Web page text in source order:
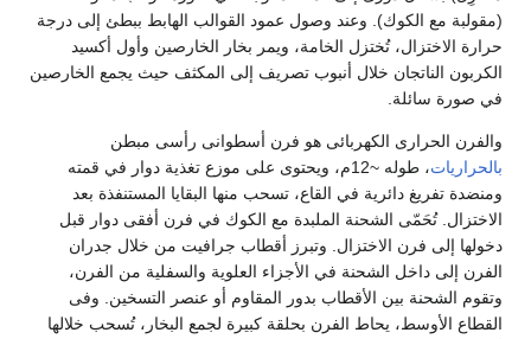
(مقولبة مع الكوك). وعند وصول عمود القوالب الهابط ببطئ إلى درجة
حرارة الاختزال، تُختزل الخامة، ويمر بخار الخارصين وأول أكسيد
الكربون الناتجان خلال أنبوب تصريف إلى المكثف حيث يجمع الخارصين
في صورة سائلة.
والفرن الحرارى الكهربائى هو فرن أسطوانى رأسى مبطن
بالحراريات
، طوله ~12م، ويحتوى على موزع تغذية دوار في قمته
ومنضدة تفريغ دائرية في القاع، تسحب منها البقايا المستنفذة بعد
الاختزال. تُحَمّى الشحنة الملبدة مع الكوك في فرن أفقى دوار قبل
دخولها إلى فرن الاختزال. وتبرز أقطاب جرافيت من خلال جدران
الفرن إلى داخل الشحنة في الأجزاء العلوية والسفلية من الفرن،
وتقوم الشحنة بين الأقطاب بدور المقاوم أو عنصر التسخين. وفى
القطاع الأوسط، يحاط الفرن بحلقة كبيرة لجمع البخار، تُسحب خلالها